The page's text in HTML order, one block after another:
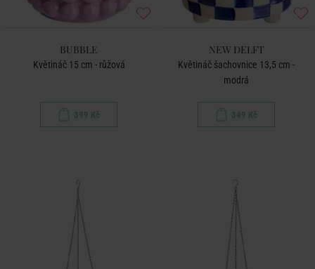
BUBBLE
Květináč 15 cm - růžová
399 Kč
NEW DELFT
Květináč šachovnice 13,5 cm -
modrá
349 Kč